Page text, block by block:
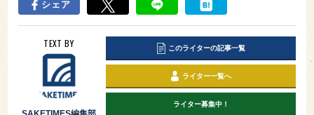
シェア
TEXT BY このライターの記事一覧
ライター一覧へ
ライター募集中！